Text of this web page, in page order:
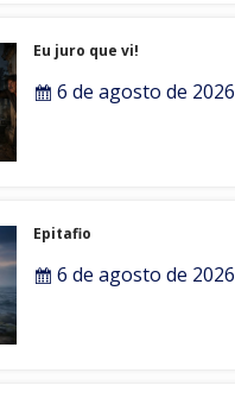
Eu juro que vi!
6 de agosto de 2026
Epitafio
6 de agosto de 2026